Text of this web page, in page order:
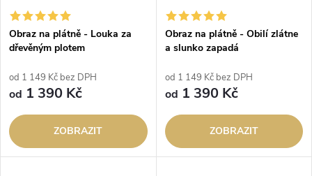
Obraz na plátně - Louka za
dřevěným plotem
od 1 149 Kč bez DPH
od 1 390 Kč
ZOBRAZIT
Obraz na plátně - Obilí zlátne
a slunko zapadá
od 1 149 Kč bez DPH
od 1 390 Kč
ZOBRAZIT